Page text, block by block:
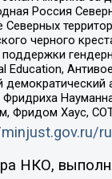
Россия
черного
Education,
Фридом Хаус,
НКО,